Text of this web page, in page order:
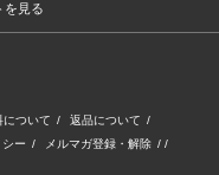
を見る
について / 返品について /
ー / メルマガ登録・解除 / /